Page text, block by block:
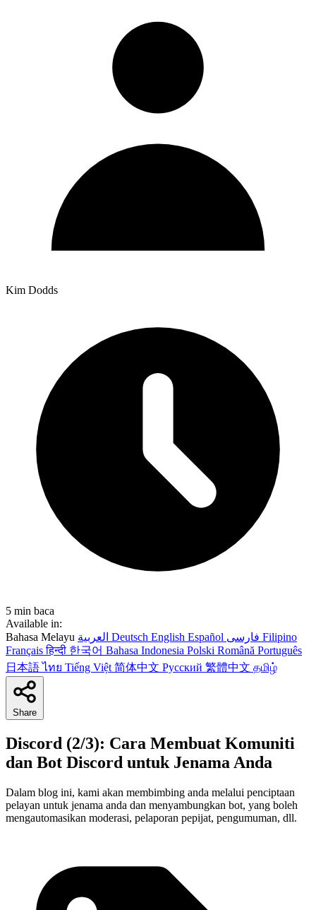
Kim Dodds
5 min baca
Available in:
Bahasa Melayu
Deutsch English Español
Filipino
Françaisहिन्दी 한국어 Bahasa Indonesia Polski Română Português
日本語ไทย Tiếng Việt 简体中文 Русский 繁體中文 தமிழ்
Share
Discord (2/3): Cara Membuat Komuniti
dan Bot Discord untuk Jenama Anda
Dalam blog ini, kami akan membimbing anda melalui penciptaan
pelayan untuk jenama anda dan menyambungkan bot, yang boleh
mengautomasikan moderasi, pelaporan pepijat, pengumuman, dll.